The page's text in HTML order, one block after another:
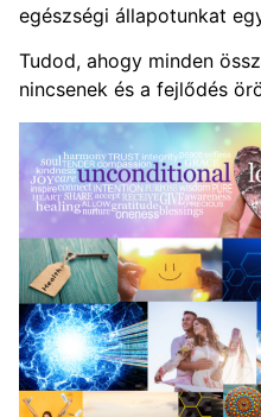
egészségi állapotunkat
Tudod, ahogy minden
nincsenek és a fejlődés